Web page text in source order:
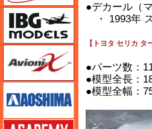
●デカール（
・ 1993年
【トヨタ セリカ
●パーツ数：
●模型全長：
●模型全幅：
Avioni-X（アヴィオニク
アオシマ
アカデミー